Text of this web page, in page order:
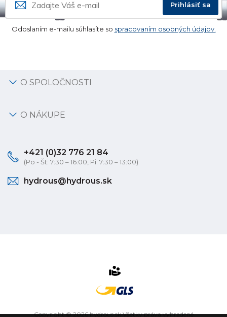
Prihlásiť sa
Odoslaním e-mailu súhlasíte so spracovaním osobných údajov.
O SPOLOČNOSTI
O NÁKUPE
+421 (0)32 776 21 84
(Po - Št: 7:30 – 16:00, Pi: 7:30 – 13:00)
hydrous@hydrous.sk
Copyright © 2026 hydrous.sk Všetky práva vyhradené